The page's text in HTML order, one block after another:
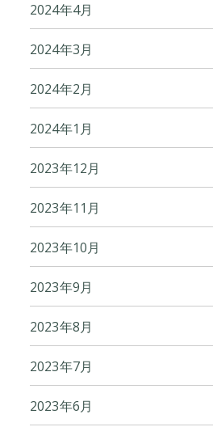
2024年4月
2024年3月
2024年2月
2024年1月
2023年12月
2023年11月
2023年10月
2023年9月
2023年8月
2023年7月
2023年6月